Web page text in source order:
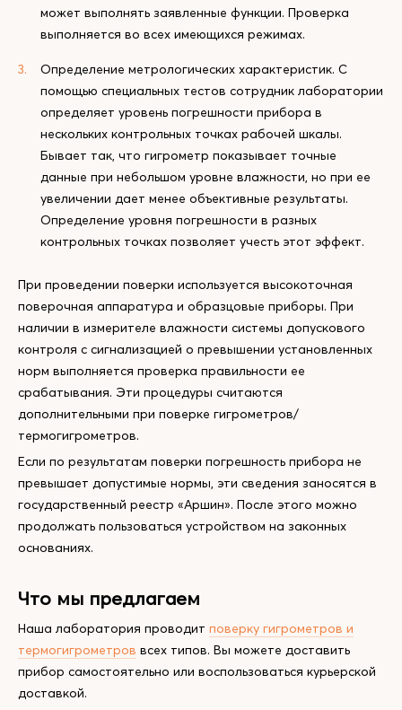
может выполнять заявленные функции. Проверка
выполняется во всех имеющихся режимах.
Определение метрологических характеристик. С
помощью специальных тестов сотрудник лаборатории
определяет уровень погрешности прибора в
нескольких контрольных точках рабочей шкалы.
Бывает так, что гигрометр показывает точные
данные при небольшом уровне влажности, но при ее
увеличении дает менее объективные результаты.
Определение уровня погрешности в разных
контрольных точках позволяет учесть этот эффект.
При проведении поверки используется высокоточная
поверочная аппаратура и образцовые приборы. При
наличии в измерителе влажности системы допускового
контроля с сигнализацией о превышении установленных
норм выполняется проверка правильности ее
срабатывания. Эти процедуры считаются
дополнительными при поверке гигрометров/
термогигрометров.
Если по результатам поверки погрешность прибора не
превышает допустимые нормы, эти сведения заносятся в
государственный реестр «Аршин». После этого можно
продолжать пользоваться устройством на законных
основаниях.
Что мы предлагаем
Наша лаборатория проводит поверку гигрометров и
термогигрометров всех типов. Вы можете доставить
прибор самостоятельно или воспользоваться курьерской
доставкой.